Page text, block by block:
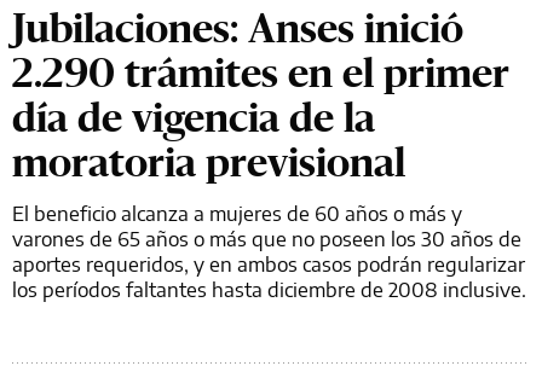
Jubilaciones: Anses inició
2.290 trámites en el primer
día de vigencia de la
moratoria previsional
El beneficio alcanza a mujeres de 60 años o más y
varones de 65 años o más que no poseen los 30 años de
aportes requeridos, y en ambos casos podrán regularizar
los períodos faltantes hasta diciembre de 2008 inclusive.